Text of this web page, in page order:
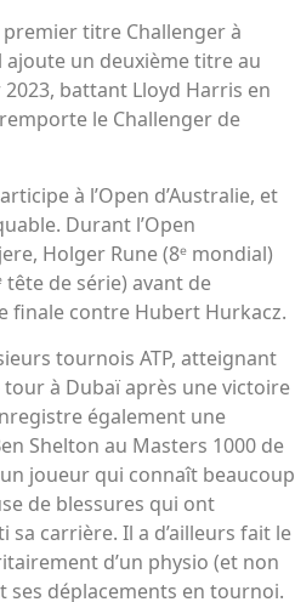
titre Challenger à
un deuxième titre au
battant Lloyd Harris en
le Challenger de
à l’Open d’Australie, et
Durant l’Open
Holger Rune (8ᵉ mondial)
tête de série) avant de
finale contre Hubert Hurkacz.
tournois ATP, atteignant
à Dubaï après une victoire
également une
Shelton au Masters 1000 de
joueur qui connaît beaucoup
de blessures qui ont
carrière. Il a d’ailleurs fait le
d’un physio (et non
ses déplacements en tournoi.